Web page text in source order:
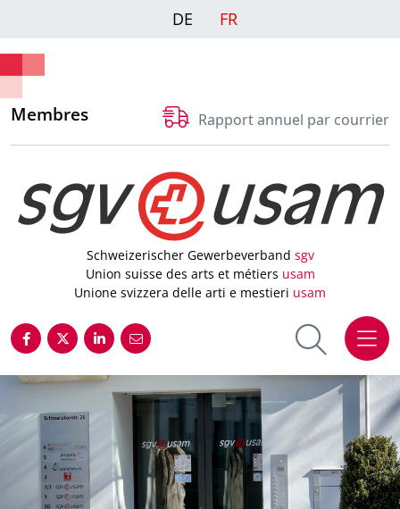
DE FR
Membres Rapport annuel par courrier
Schweizerischer Gewerbeverband sgv
Union suisse des arts et métiers usam
Unione svizzera delle arti e mestieri usam